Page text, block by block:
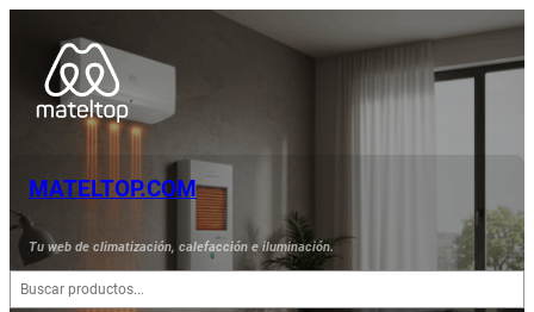
contenido
MATELTOP.COM
Tu web de climatización, calefacción e iluminación.